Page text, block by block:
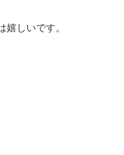
嬉しいです。